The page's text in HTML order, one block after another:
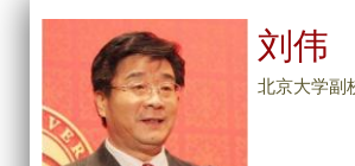
刘伟
北京大学副